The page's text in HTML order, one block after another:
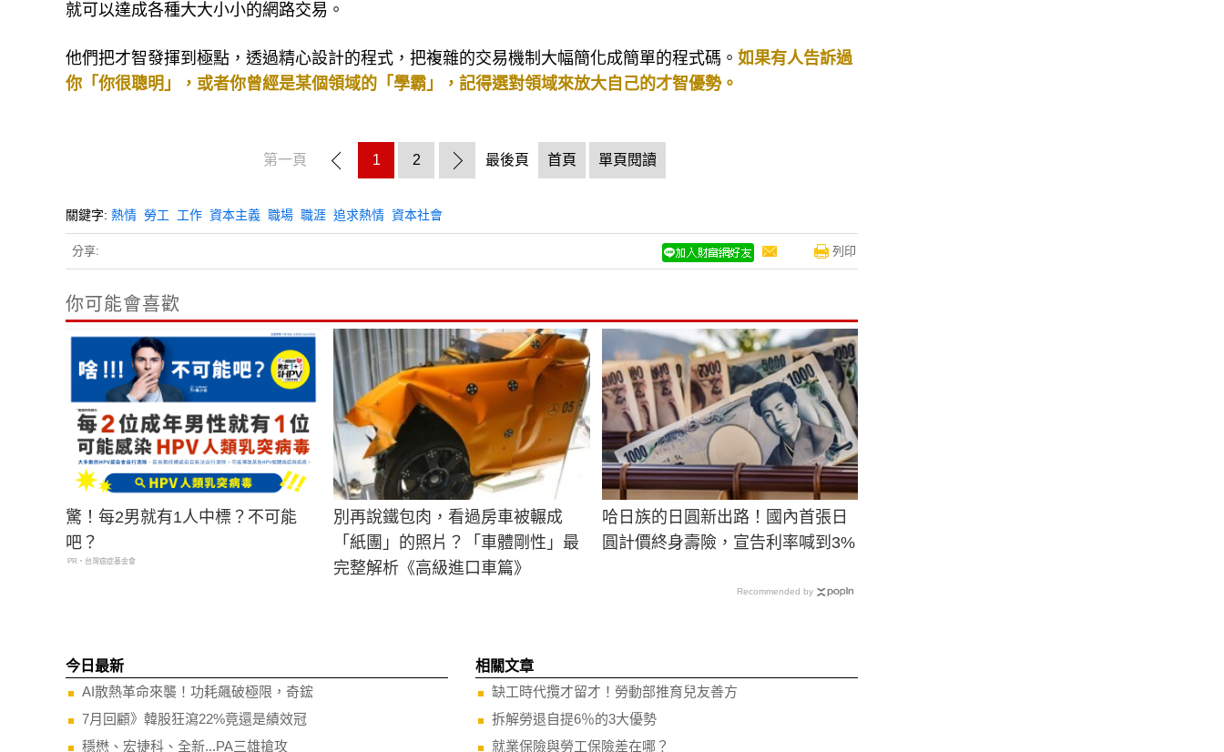
就可以達成各種大大小小的網路交易。
他們把才智發揮到極點，透過精心設計的程式，把複雜的交易機制大幅簡化成簡單的程式碼。 如果有人告訴過
你「你很聰明」，或者你曾經是某個領域的「學霸」，記得選對領域來放大自己的才智優勢。
第一頁 1 2 最後頁 首頁 單頁閱讀
關鍵字: 熱情 勞工 工作 資本主義 職場 職涯 追求熱情 資本社會
分享: 列印
你可能會喜歡
驚！每2男就有1人中標？不可能
吧？
PR・台灣癌症基金會
別再說鐵包肉，看過房車被輾成
「紙團」的照片？「車體剛性」最
完整解析《高級進口車篇》
哈日族的日圓新出路！國內首張日
圓計價終身壽險，宣告利率喊到3%
Recommended by
今日最新
AI散熱革命來襲！功耗飆破極限，奇鋐
7月回顧》韓股狂瀉22%竟還是績效冠
穩懋、宏捷科、全新...PA三雄搶攻
相關文章
缺工時代攬才留才！勞動部推育兒友善方
拆解勞退自提6％的3大優勢
就業保險與勞工保險差在哪？